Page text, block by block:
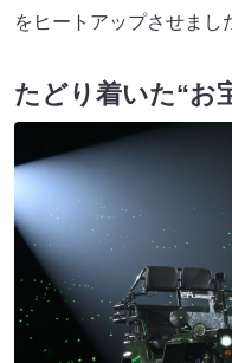
をヒートアップさせまし
たどり着いた“お